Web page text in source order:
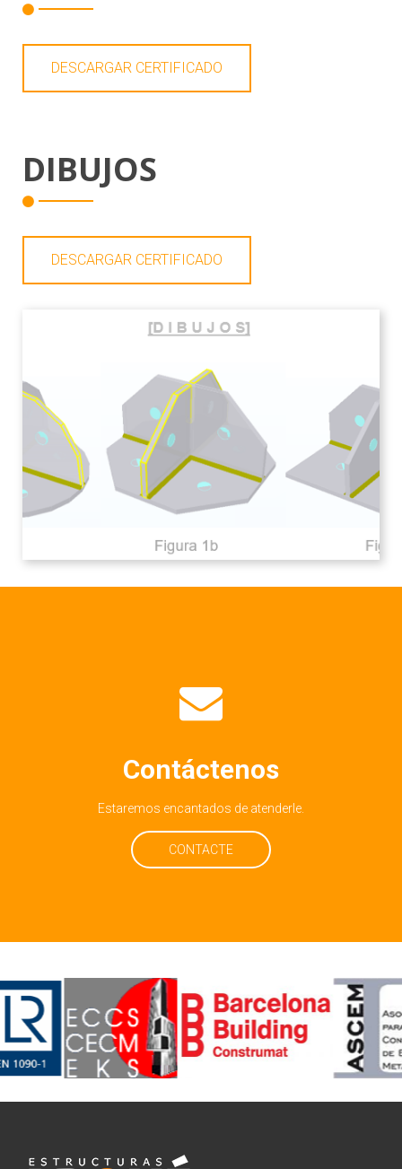
DESCARGAR CERTIFICADO
DIBUJOS
DESCARGAR CERTIFICADO
Contáctenos
Estaremos encantados de atenderle.
CONTACTE